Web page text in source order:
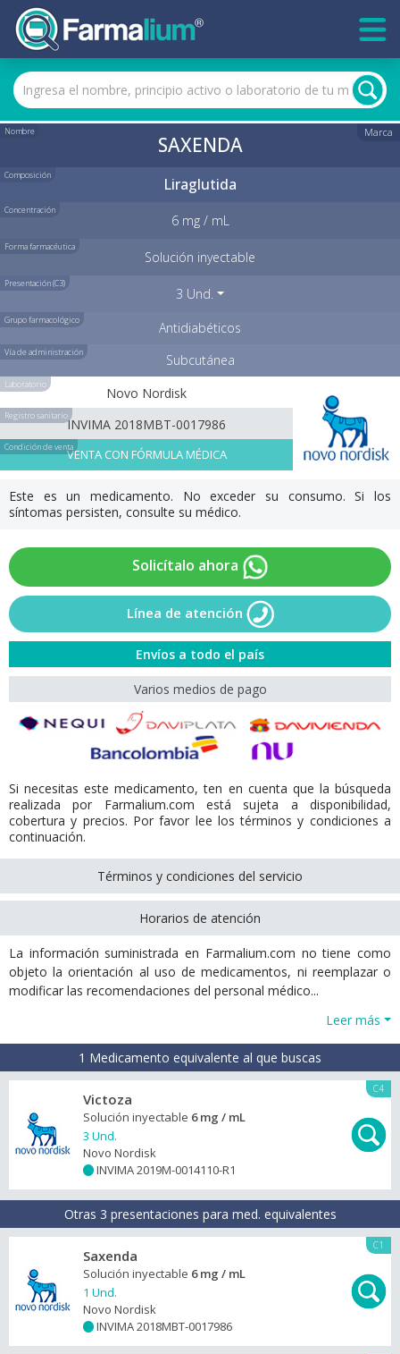
Nombre Marca
SAXENDA
Composición Liraglutida
Concentración
6 mg / mL
Forma farmacéutica
Solución inyectable
Presentación (C3)
3 Und.
Grupo farmacológico Antidiabéticos
Vía de administración Subcutánea
Laboratorio
Novo Nordisk
Registro sanitario
INVIMA 2018MBT-0017986
Condición de ventaVENTA CON FÓRMULA MÉDICA
Este es un medicamento. No exceder su consumo. Si los
síntomas persisten, consulte su médico.
Solicítalo ahora
Línea de atención
Envíos a todo el país
Varios medios de pago
Si necesitas este medicamento, ten en cuenta que la búsqueda
realizada por Farmalium.com está sujeta a disponibilidad,
cobertura y precios. Por favor lee los términos y condiciones a
continuación.
Términos y condiciones del servicio
Horarios de atención
La información suministrada en Farmalium.com no tiene como
objeto la orientación al uso de medicamentos, ni reemplazar o
modificar las recomendaciones del personal médico...
Leer más
1 Medicamento equivalente al que buscas
C4
Victoza
Solución inyectable 6 mg / mL
3 Und.
Novo Nordisk
INVIMA 2019M-0014110-R1
Otras 3 presentaciones para med. equivalentes
C1
Saxenda
Solución inyectable 6 mg / mL
1 Und.
Novo Nordisk
INVIMA 2018MBT-0017986